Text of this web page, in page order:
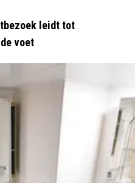
leidt tot
voet